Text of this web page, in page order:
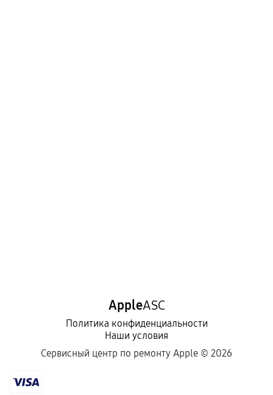
AppleASC
Политика конфиденциальности
Наши условия
Сервисный центр по ремонту Apple © 2026